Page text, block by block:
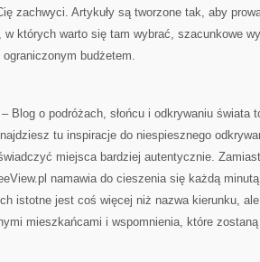
zachwyci. Artykuły są tworzone tak, aby
w których warto się tam wybrać, szacunkowe
budżetem.
Blog o podróżach, słońcu i odkrywaniu świata
tu inspiracje do niespiesznego
miejsca bardziej autentycznie.
namawia do cieszenia się każdą
istotne jest coś więcej niż nazwa kierunku,
mieszkańcami i wspomnienia, które